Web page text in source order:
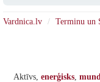
Vardnica.lv Terminu un
Aktīvs, enerģisks,